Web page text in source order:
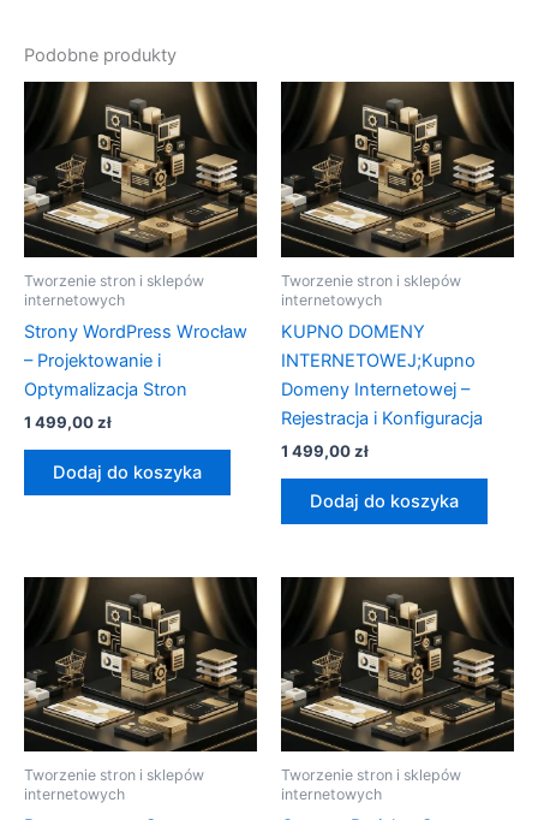
Podobne produkty
Tworzenie stron i sklepów
internetowych
Strony WordPress Wrocław
– Projektowanie i
Optymalizacja Stron
1 499,00zł
Dodaj do koszyka
Tworzenie stron i sklepów
internetowych
KUPNO DOMENY
INTERNETOWEJ;Kupno
Domeny Internetowej –
Rejestracja i Konfiguracja
1 499,00zł
Dodaj do koszyka
Tworzenie stron i sklepów
internetowych
Tworzenie stron i sklepów
internetowych